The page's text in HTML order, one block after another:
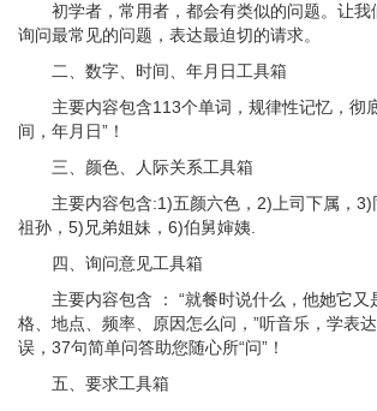
初学者，常用者，都会有类似的问题。让我
询问最常见的问题，表达最迫切的请求。
二、数字、时间、年月日工具箱
主要内容包含113个单词，规律性记忆，彻
间，年月日”！
三、颜色、人际关系工具箱
主要内容包含:1)五颜六色，2)上司下属，
祖孙，5)兄弟姐妹，6)伯舅婶姨.
四、询问意见工具箱
主要内容包含 ： “就餐时说什么，他她它又
格、地点、频率、原因怎么问，”听音乐，学表
误，37句简单问答助您随心所“问”！
五、要求工具箱